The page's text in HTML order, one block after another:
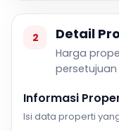
2 Detail
Harga
Informasi
Isi data properti